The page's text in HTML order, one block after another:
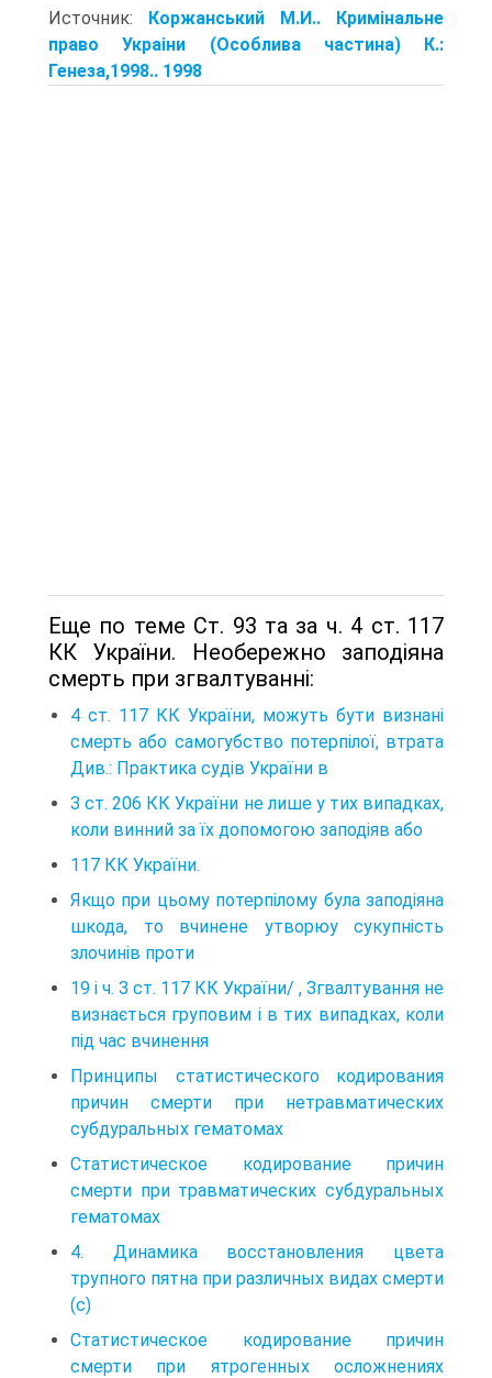
Источник: Коржанський М.И.. Кримiнальне
право Украiни (Особлива частина) К.:
Генеза,1998.. 1998
Еще по теме Ст. 93 та за ч. 4 ст. 117
КК України. Необережно заподiяна
смерть при згвалтуваннi:
4 ст. 117 КК України, можуть бути визнанi
смерть або самогубство потерпiлої, втрата
Див.: Практика судiв України в
З ст. 206 КК України не лише у тих випадках,
коли винний за їх допомогою заподiяв або
117 КК України.
Якщо при цьому потерпiлому була заподiяна
шкода, то вчинене утворюу сукупнiсть
злочинiв проти
19 i ч. З ст. 117 КК України/ , Згвалтування не
визнається груповим i в тих випадках, коли
пiд час вчинення
Принципы статистического кодирования
причин смерти при нетравматических
субдуральных гематомах
Статистическое кодирование причин
смерти при травматических субдуральных
гематомах
4. Динамика восстановления цвета
трупного пятна при различных видах смерти
(с)
Статистическое кодирование причин
смерти при ятрогенных осложнениях